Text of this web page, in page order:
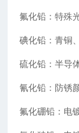
氟化铅：特殊
碘化铅：青铜
硫化铅：半导
氰化铅：防锈
氟化硼铅：电